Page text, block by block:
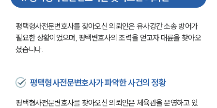
평택형사전문변호사를 찾아오신 의뢰인은 유사강간 소송 방어가
필요한 상황이었으며, 평택변호사의 조력을 얻고자 대륜을 찾아오
셨습니다.
평택형사전문변호사가 파악한 사건의 정황
평택형사전문변호사를 찾아오신 의뢰인은 체육관을 운영하고 있